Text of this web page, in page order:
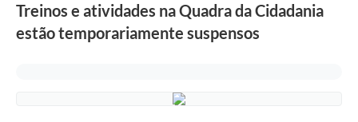
Treinos e atividades na Quadra da Cidadania
estão temporariamente suspensos